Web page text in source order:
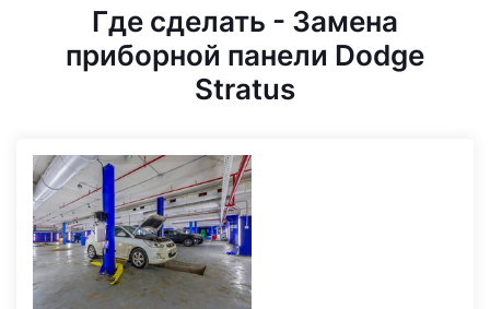
Где сделать - Замена
приборной панели Dodge
Stratus